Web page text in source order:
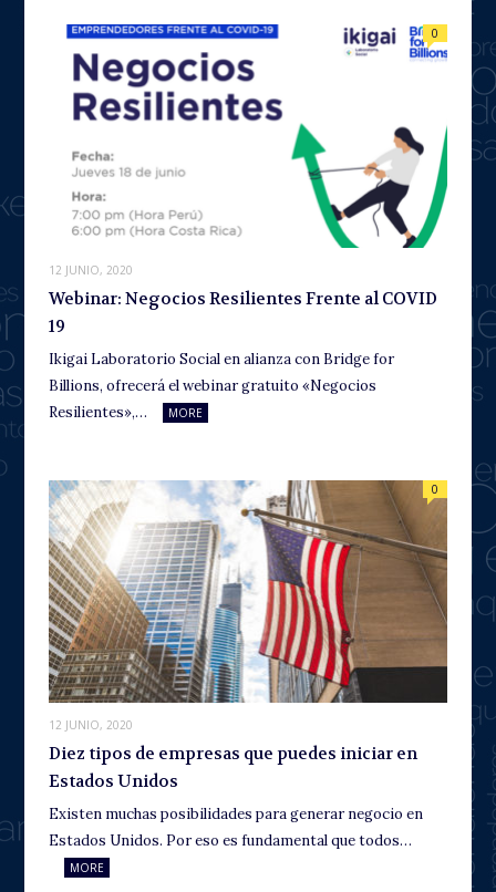
12 JUNIO, 2020
0
Webinar: Negocios Resilientes Frente al COVID
19
Ikigai Laboratorio Social en alianza con Bridge for
Billions, ofrecerá el webinar gratuito «Negocios
Resilientes»,…
MORE
12 JUNIO, 2020
0
Diez tipos de empresas que puedes iniciar en
Estados Unidos
Existen muchas posibilidades para generar negocio en
Estados Unidos. Por eso es fundamental que todos…
MORE